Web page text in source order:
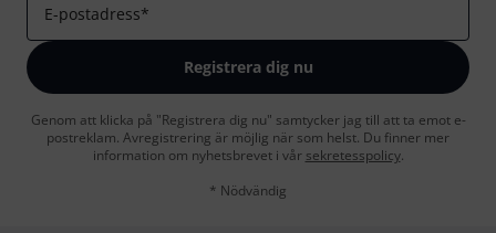
E-postadress*
Registrera dig nu
Genom att klicka på "Registrera dig nu" samtycker jag till att ta emot e-
postreklam. Avregistrering är möjlig när som helst. Du finner mer
information om nyhetsbrevet i vår sekretesspolicy.
* Nödvändig